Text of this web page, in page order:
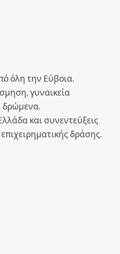
όλη την Εύβοια.
γυναικεία
δρώμενα.
και συνεντεύξεις
δράσης.